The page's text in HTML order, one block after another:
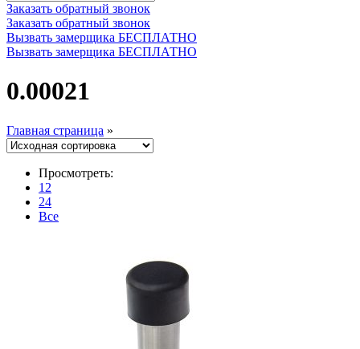
Заказать обратный звонок
Заказать обратный звонок
Вызвать замерщика БЕСПЛАТНО
Вызвать замерщика БЕСПЛАТНО
0.00021
Главная страница »
Просмотреть:
12
24
Все